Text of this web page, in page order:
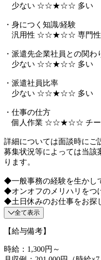
少ない ☆☆★☆☆ 多い
・身につく知識/経験
汎用性 ☆☆★☆☆ 専門性
・派遣先企業社員との関わ
少ない ☆☆★☆☆ 多い
・派遣社員比率
少ない ☆☆★☆☆ 多い
・仕事の仕方
個人作業 ☆☆★☆☆ チー
詳細については面談時にご
募集状況等によっては当該
ります。
◆一般事務の経験を生かし
◆オンオフのメリハリをつ
◆土日休みのお仕事をお探
全て表示
【給与備考】
時給：1,300円～